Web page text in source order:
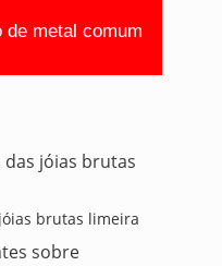
de metal comum
brutas limeira